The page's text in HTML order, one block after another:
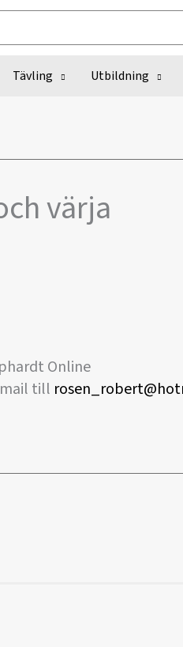
Tävling Utbildning
värja
Online
till